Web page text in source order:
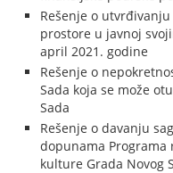
Rešenje o
prostore u javnoj
april 2021. godine
Rešenje o
Sada koja se može
Sada
Rešenje o davanju
dopunama Programa
kulture Grada Novog